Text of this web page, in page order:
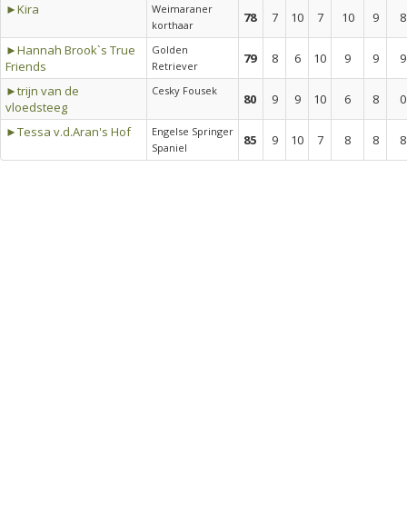
►Kira
Weimaraner
korthaar
78 7 10 7 10 9
8
►Hannah Brook`s True
Friends
Golden
Retriever
79 8 6 10 9 9
9
►trijn van de
vloedsteeg
Cesky Fousek
80 9 9 10 6 8
0
►Tessa v.d.Aran's Hof
Engelse Springer
Spaniel
85 9 10 7 8 8 8